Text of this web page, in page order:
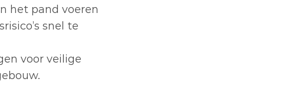
het pand voeren
snel te
voor veilige